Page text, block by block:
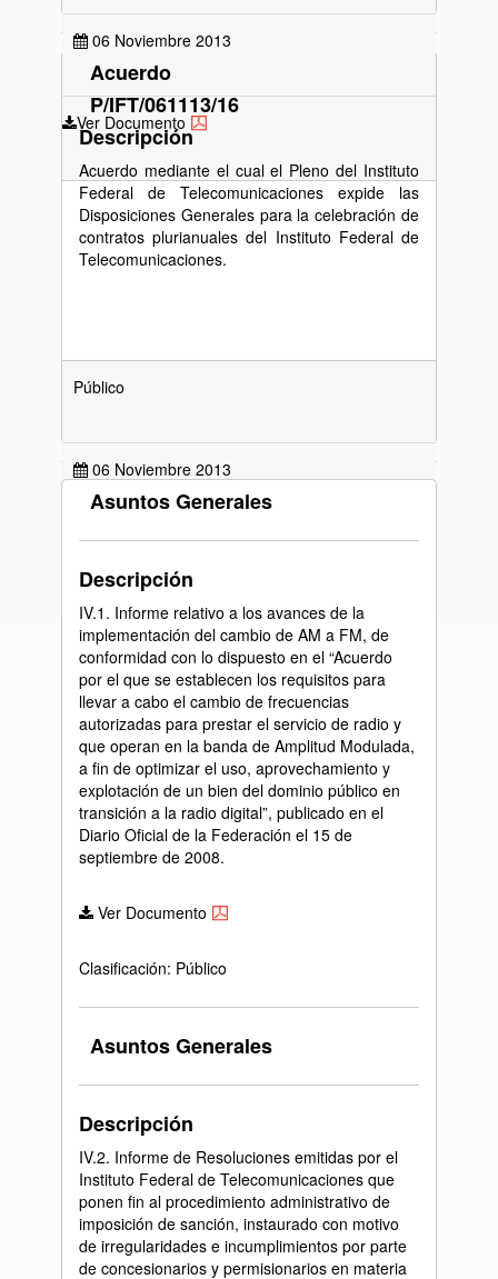
06 Noviembre 2013
Ver Documento
Acuerdo
P/IFT/061113/16
Descripción
Acuerdo mediante el cual el Pleno del Instituto
Federal de Telecomunicaciones expide las
Disposiciones Generales para la celebración de
contratos plurianuales del Instituto Federal de
Telecomunicaciones.
Público
06 Noviembre 2013
Asuntos Generales
Descripción
IV.1. Informe relativo a los avances de la
implementación del cambio de AM a FM, de
conformidad con lo dispuesto en el “Acuerdo
por el que se establecen los requisitos para
llevar a cabo el cambio de frecuencias
autorizadas para prestar el servicio de radio y
que operan en la banda de Amplitud Modulada,
a fin de optimizar el uso, aprovechamiento y
explotación de un bien del dominio público en
transición a la radio digital”, publicado en el
Diario Oficial de la Federación el 15 de
septiembre de 2008.
Ver Documento
Clasificación: Público
Asuntos Generales
Descripción
IV.2. Informe de Resoluciones emitidas por el
Instituto Federal de Telecomunicaciones que
ponen fin al procedimiento administrativo de
imposición de sanción, instaurado con motivo
de irregularidades e incumplimientos por parte
de concesionarios y permisionarios en materia